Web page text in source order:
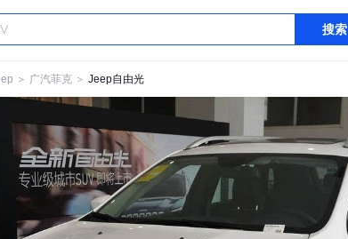
搜索
＞ 广汽菲克 ＞ Jeep自由光